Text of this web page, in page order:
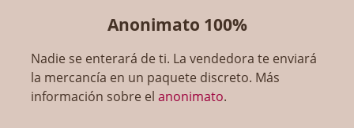
Anonimato 100%
Nadie se enterará de ti. La vendedora te enviará
la mercancía en un paquete discreto. Más
información sobre elanonimato.